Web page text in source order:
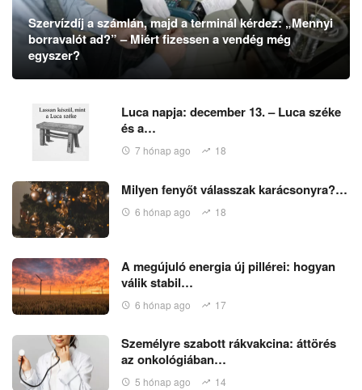
Szervízdíj a számlán, majd a terminál kérdez: „Mennyi
borravalót ad?” – Miért fizessen a vendég még
egyszer?
Luca napja: december 13. – Luca széke
és a…
7 hónap ago 18
Milyen fenyőt válasszak karácsonyra?…
6 hónap ago 18
A megújuló energia új pillérei: hogyan
válik stabil…
6 hónap ago 17
Személyre szabott rákvakcina: áttörés
az onkológiában…
5 hónap ago 14